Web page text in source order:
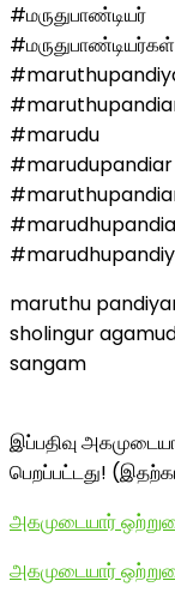
#மருதுபாண்டியர்
#மருதுபாண்டியர்கள்
#marudu
#marudupandiar
maruthu
sholingur
sangam
இப்பதிவு
பெறப்பட்டது!
அகமுடையார்
அகமுடையார்